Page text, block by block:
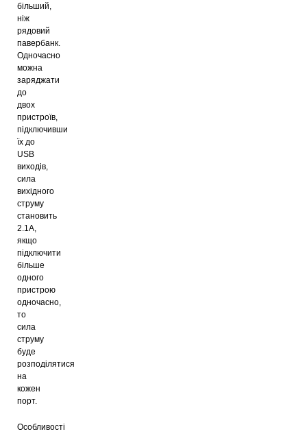
більший,
ніж
рядовий
павербанк.
Одночасно
можна
заряджати
до
двох
пристроїв,
підключивши
їх до
USB
виходів,
сила
вихідного
струму
становить
2.1А,
якщо
підключити
більше
одного
пристрою
одночасно,
то
сила
струму
буде
розподілятися
на
кожен
порт.
Особливості